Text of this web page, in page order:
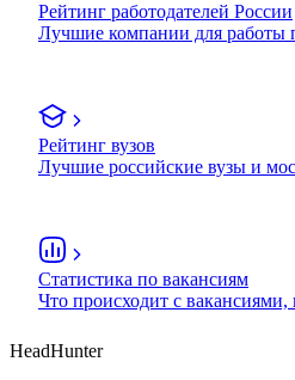
Рейтинг работодателей России
Лучшие компании для работы
Рейтинг вузов
Лучшие российские вузы и
Статистика по вакансиям
Что происходит с
HeadHunter